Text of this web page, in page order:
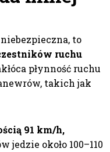
to
ruchu
płynność ruchu
takich jak
91 km/h,
jedzie około 100–110